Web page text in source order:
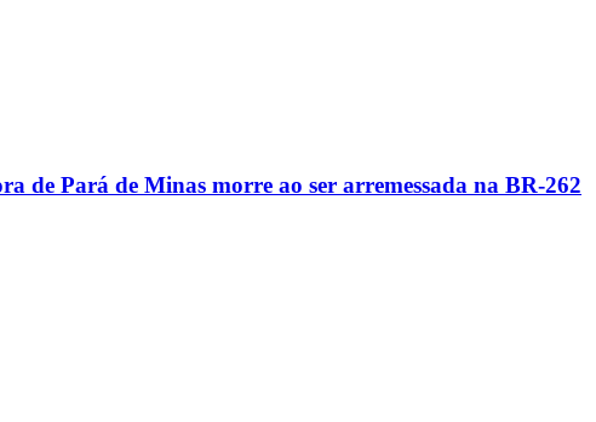
de Pará de Minas morre ao ser arremessada na BR-262